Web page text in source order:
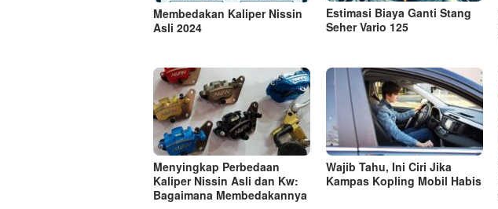
Membedakan Kaliper Nissin
Asli 2024
Estimasi Biaya Ganti Stang
Seher Vario 125
Menyingkap Perbedaan
Kaliper Nissin Asli dan Kw:
Bagaimana Membedakannya
Wajib Tahu, Ini Ciri Jika
Kampas Kopling Mobil Habis